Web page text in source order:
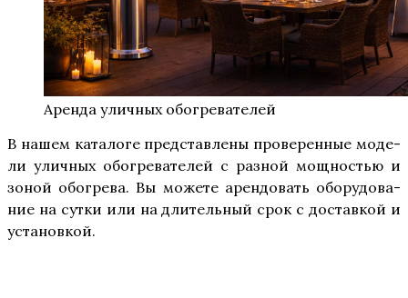
Арен­да улич­ных обогревателей
В нашем ката­ло­ге пред­став­ле­ны про­ве­рен­ные моде­
ли улич­ных обо­гре­ва­те­лей с раз­ной мощ­но­стью и
зоной обо­гре­ва. Вы може­те арен­до­вать обо­ру­до­ва­
ние на сут­ки или на дли­тель­ный срок с достав­кой и
установкой.